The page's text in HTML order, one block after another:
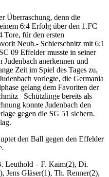
Überraschung, denn die
6:4 Erfolg über den 1.FC
für den ersten
Neuh.- Schierschnitz mit 6:1
09 Effelder musste in seiner
Judenbach anerkennen und
Zeit im Spiel des Tages zu,
vorlegte, die Germania
gelang dem Favoriten der
–Schützlinge bereits als
konnte Judenbach den
gegen die SG 51 sichern.
den Ball gegen den Effelder
Leuthold – F. Kaim(2), Di.
Jens Gläser(1), Th. Renner(2),